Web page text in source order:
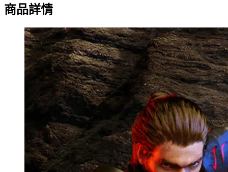
商品詳情